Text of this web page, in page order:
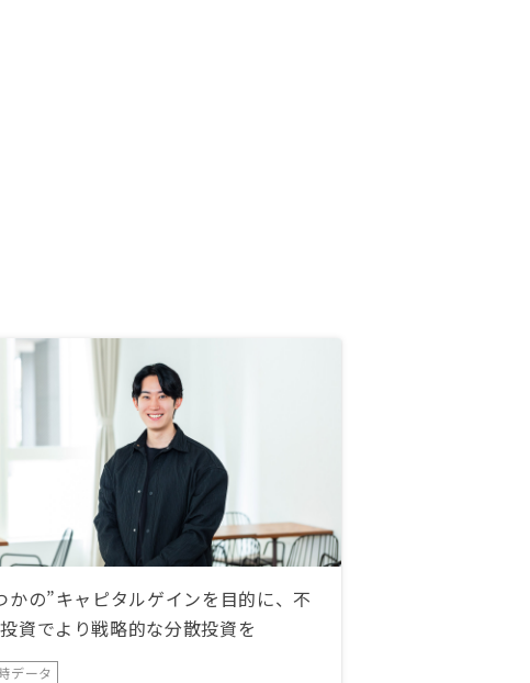
節税が可能です。また、住宅ローン
の金利も経費として処理できます。
6. 流動性が高い 都市部のワンルー
ムマンションは需要が高いため、売
却時も比較的スムーズに取引ができ
る可能性があります。他の物件タイ
プと比べて、現金化しやすいのも魅
力です。 7. 老後の備えとして活用
できる 家賃収入を年金代わりにす
きます。また、不動産はインフレに
も強い資産とされており、価値を保
かの”キャピタルゲインを目的に、不
資でより戦略的な分散投資を
データ